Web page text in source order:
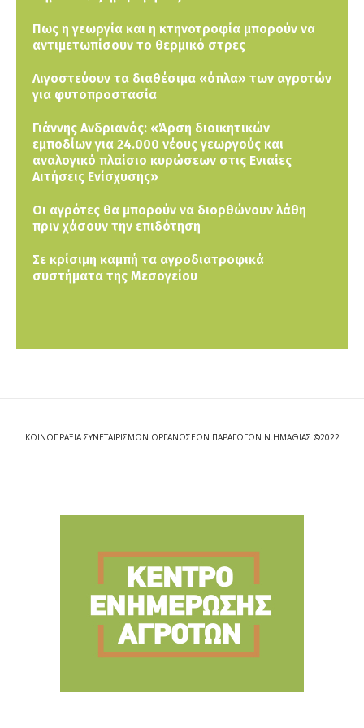
Πως η γεωργία και η κτηνοτροφία μπορούν να
αντιμετωπίσουν το θερμικό στρες
Λιγοστεύουν τα διαθέσιμα «όπλα» των αγροτών
για φυτοπροστασία
Γιάννης Ανδριανός: «Άρση διοικητικών
εμποδίων για 24.000 νέους γεωργούς και
αναλογικό πλαίσιο κυρώσεων στις Ενιαίες
Αιτήσεις Ενίσχυσης»
Οι αγρότες θα μπορούν να διορθώνουν λάθη
πριν χάσουν την επιδότηση
Σε κρίσιμη καμπή τα αγροδιατροφικά
συστήματα της Μεσογείου
ΚΟΙΝΟΠΡΑΞΙΑ ΣΥΝΕΤΑΙΡΙΣΜΩΝ ΟΡΓΑΝΩΣΕΩΝ ΠΑΡΑΓΩΓΩΝ Ν.ΗΜΑΘΙΑΣ ©2022